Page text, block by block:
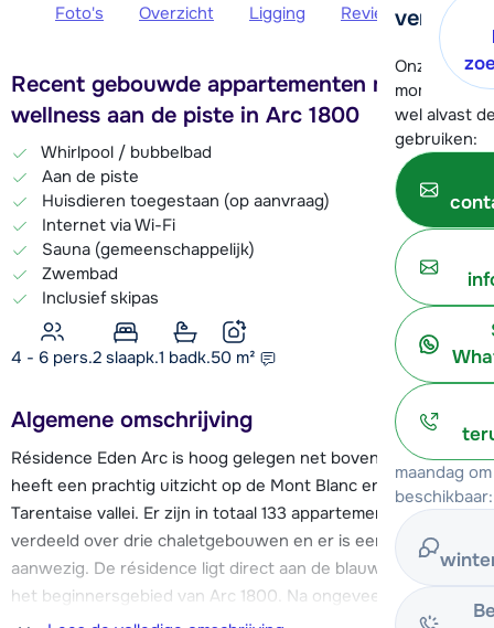
verder!
Onze
moment
wel alvast
gebruiken:
maandag
beschikbaar:
Foto's Overzicht Ligging Reviews
Recent gebouwde appartementen met
wellness aan de piste in Arc 1800
Whirlpool / bubbelbad
Aan de piste
Huisdieren toegestaan (op aanvraag)
Internet via Wi-Fi
Sauna (gemeenschappelijk)
Zwembad
Inclusief skipas
4 - 6 pers.2 slaapk.1 badk.50 m²
Algemene omschrijving
Résidence Eden Arc is hoog gelegen net boven Arc 1800 en
heeft een prachtig uitzicht op de Mont Blanc en de
Tarentaise vallei. Er zijn in totaal 133 appartementen,
verdeeld over drie chaletgebouwen en er is een lift
aanwezig. De résidence ligt direct aan de blauwe piste en
het beginnersgebied van Arc 1800. Na ongeveer 300 meter
skiën vind je de stoeltjesliften "Chântel 21" en "Vagere 24".